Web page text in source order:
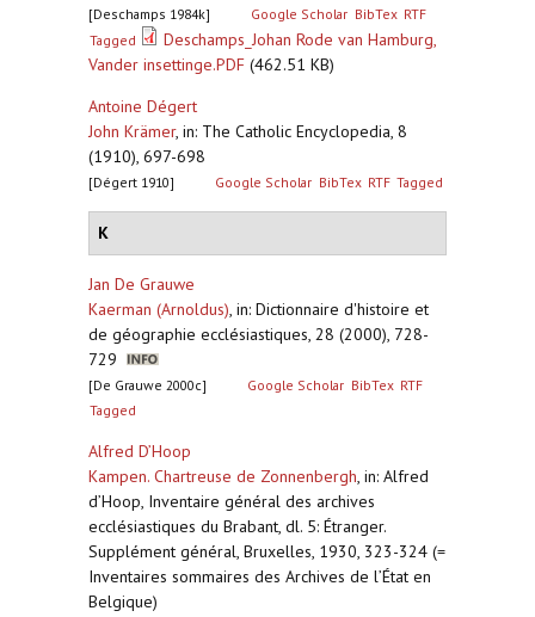
[Deschamps 1984k] Google Scholar BibTex RTF
Tagged
Deschamps_Johan Rode van Hamburg,
Vander insettinge.PDF (462.51 KB)
Antoine Dégert
John Krämer, in: The Catholic Encyclopedia, 8
(1910), 697-698
[Dégert 1910] Google Scholar BibTex RTF Tagged
K
Jan De Grauwe
Kaerman (Arnoldus), in: Dictionnaire d'histoire et
de géographie ecclésiastiques, 28 (2000), 728-
729
[De Grauwe 2000c] Google Scholar BibTex RTF
Tagged
Alfred D’Hoop
Kampen. Chartreuse de Zonnenbergh, in: Alfred
d’Hoop, Inventaire général des archives
ecclésiastiques du Brabant, dl. 5: Étranger.
Supplément général, Bruxelles, 1930, 323-324 (=
Inventaires sommaires des Archives de l’État en
Belgique)